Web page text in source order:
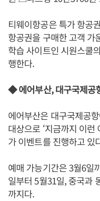
티웨이항공은 특가 항공
항공권을 구매한 고객 가
학습 사이트인 시원스쿨
행한다.
◆ 에어부산, 대구국제공
에어부산은 대구국제공
대상으로 ‘지금까지 이런
가 이벤트를 진행하고 있
예매 가능기간은 3월6일
일부터 5월31일, 중국과
까지다.